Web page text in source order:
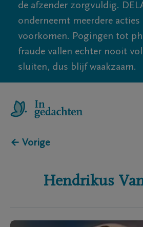
de afzender zorgvuldig.
onderneemt meerdere
voorkomen. Pogingen tot
fraude vallen echter nooit
sluiten, dus blijf waakzaam.
← Vorige
Hendrikus